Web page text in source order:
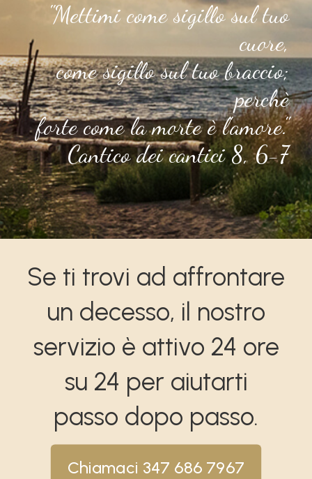
"Mettimi come sigillo sul tuo
cuore,
come sigillo sul tuo braccio;
perchè
forte come la morte è l'amore."
Cantico dei cantici 8, 6-7
Se ti trovi ad affrontare
un decesso, il nostro
servizio è attivo 24 ore
su 24 per aiutarti
passo dopo passo.
Chiamaci 347 686 7967